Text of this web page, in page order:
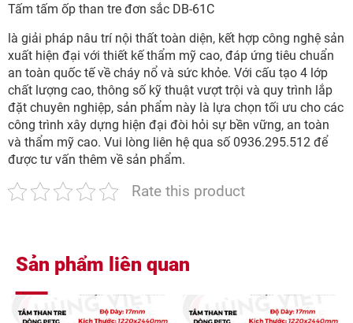
Tấm tấm ốp than tre đơn sắc DB-61C
là giải pháp nâu trí nội thất toàn diện, kết hợp công nghệ sản
xuất hiện đại với thiết kế thẩm mỹ cao, đáp ứng tiêu chuẩn
an toàn quốc tế về cháy nổ và sức khỏe. Với cấu tạo 4 lớp
chất lượng cao, thông số kỹ thuật vượt trội và quy trình lắp
đặt chuyên nghiệp, sản phẩm này là lựa chọn tối ưu cho các
công trình xây dựng hiện đại đòi hỏi sự bền vững, an toàn
và thẩm mỹ cao. Vui lòng liên hệ qua số 0936.295.512 để
được tư vấn thêm về sản phẩm.
Rate this product
Sản phẩm liên quan